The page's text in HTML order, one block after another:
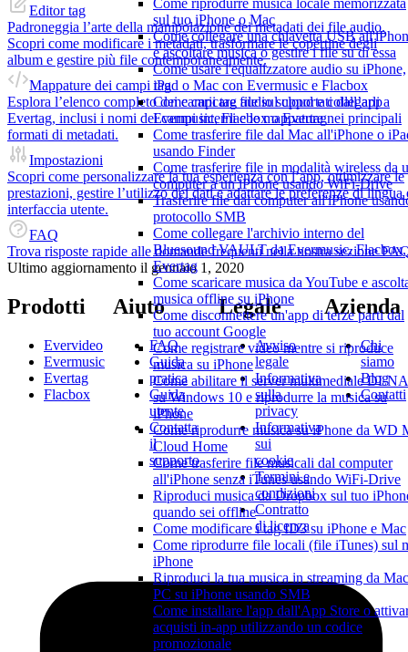
Come riprodurre musica locale memorizzata
sul tuo iPhone o Mac
Come collegare una chiavetta USB
e ascoltare musica o gestire i file su di essa
Come usare l'equalizzatore audio su iPhone,
iPad o Mac con Evermusic e Flacbox
Come caricare file sul cloud e collegarli a
Evermusic, Flacbox o Evertag
Come trasferire file dal Mac all'iPhone o
usando Finder
Come trasferire file in modalità wireless da
computer a un iPhone usando WiFi-Drive
Trasferire file dal computer all'iPhone
protocollo SMB
Come collegare l'archivio interno del
Bluesound VAULT da Evermusic, Flacbox,
Evertag
Come scaricare musica da YouTube e
musica offline su iPhone
Come disconnettere un'app di terze parti dal
tuo account Google
Come registrare video mentre si riproduce
musica su iPhone
Come abilitare il server multimediale DLNA
su Windows 10 e riprodurre la musica su
iPhone
Come riprodurre musica su iPhone da WD
Cloud Home
Come trasferire file musicali dal computer
all'iPhone senza iTunes usando WiFi-Drive
Riproduci musica da Dropbox sul tuo
quando sei offline
Come modificare i tag ID3 su iPhone e Mac
Come riprodurre file locali (file iTunes) sul
iPhone
Riproduci la tua musica in streaming da
PC su iPhone usando SMB
Come installare l'app dall'App Store o
acquisti in-app utilizzando un codice
promozionale
Editor tag
Padroneggia l’arte della manipolazione dei metadati dei file audio.
Scopri come modificare i metadati, trasformare le copertine degli
album e gestire più file contemporaneamente.
Mappature dei campi tag
Esplora l’elenco completo dei campi tag audio supportati dall’app
Evertag, inclusi i nomi dei campi interni e le mappature nei principali
formati di metadati.
Impostazioni
Scopri come personalizzare la tua esperienza con l’app, ottimizzare le
prestazioni, gestire l’utilizzo dei dati e adattare le preferenze di lingua
interfaccia utente.
FAQ
Trova risposte rapide alle domande frequenti nella nostra sezione
Ultimo aggiornamento il gennaio 1, 2020
Prodotti
Evervideo
Evermusic
Evertag
Flacbox
Aiuto
FAQ
Guida
pratica
Guida
utente
Contatta
il
supporto
Legale
Avviso
legale
Informativa
sulla
privacy
Informativa
sui
cookie
Termini e
condizioni
Contratto
di licenza
Azienda
Chi
siamo
Blog
Contatti